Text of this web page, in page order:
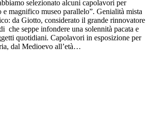
selezionato alcuni capolavori per
e magnifico museo parallelo”. Genialità mista
da Giotto, considerato il grande rinnovatore
che seppe infondere una solennità pacata e
quotidiani. Capolavori in esposizione per
dal Medioevo all’età…